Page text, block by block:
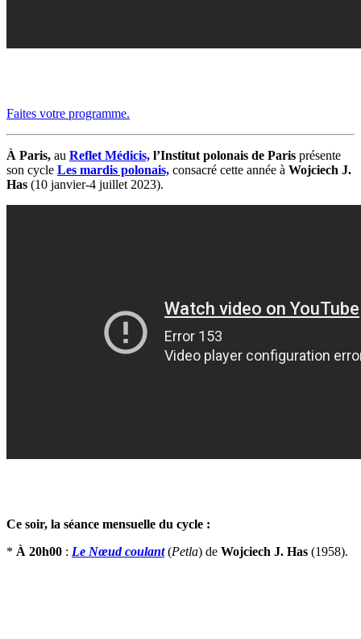
Faites votre programme.
À Paris, au Reflet Médicis, l’Institut polonais de Paris présente
son cycle Les mardis polonais, consacré cette année à Wojciech J.
Has (10 janvier-4 juillet 2023).
Ce soir, la séance mensuelle du cycle :
* À 20h00 : Le Nœud coulant(Petla) de Wojciech J. Has (1958).